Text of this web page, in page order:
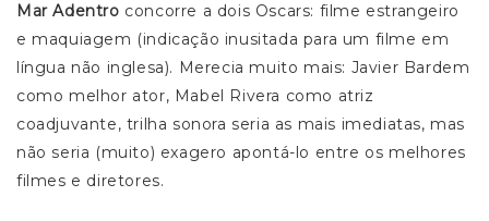
Mar Adentro concorre a dois Oscars: filme estrangeiro
e maquiagem (indicação inusitada para um filme em
língua não inglesa). Merecia muito mais: Javier Bardem
como melhor ator, Mabel Rivera como atriz
coadjuvante, trilha sonora seria as mais imediatas, mas
não seria (muito) exagero apontá-lo entre os melhores
filmes e diretores.